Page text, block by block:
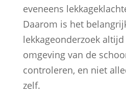
eveneens
Daarom is het
lekkageonderzoek
omgeving van de
controleren, en niet
zelf.